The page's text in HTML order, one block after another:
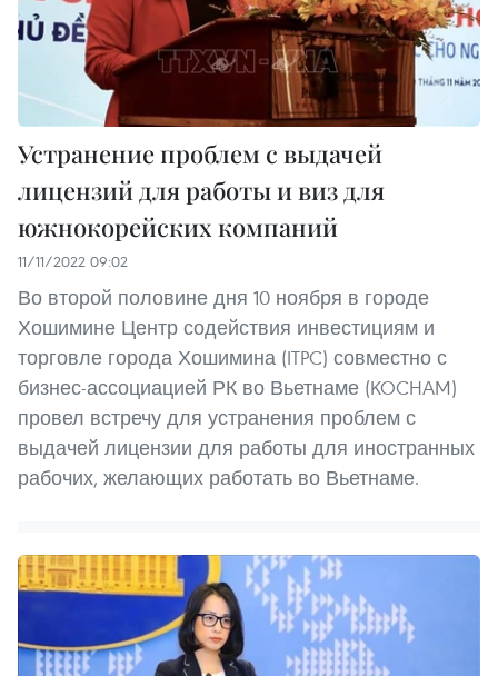
Устранение проблем с выдачей
лицензий для работы и виз для
южнокорейских компаний
11/11/2022 09:02
Во второй половине дня 10 ноября в городе
Хошимине Центр содействия инвестициям и
торговле города Хошимина (ITPC) совместно с
бизнес-ассоциацией РК во Вьетнаме (KOCHAM)
провел встречу для устранения проблем с
выдачей лицензии для работы для иностранных
рабочих, желающих работать во Вьетнаме.